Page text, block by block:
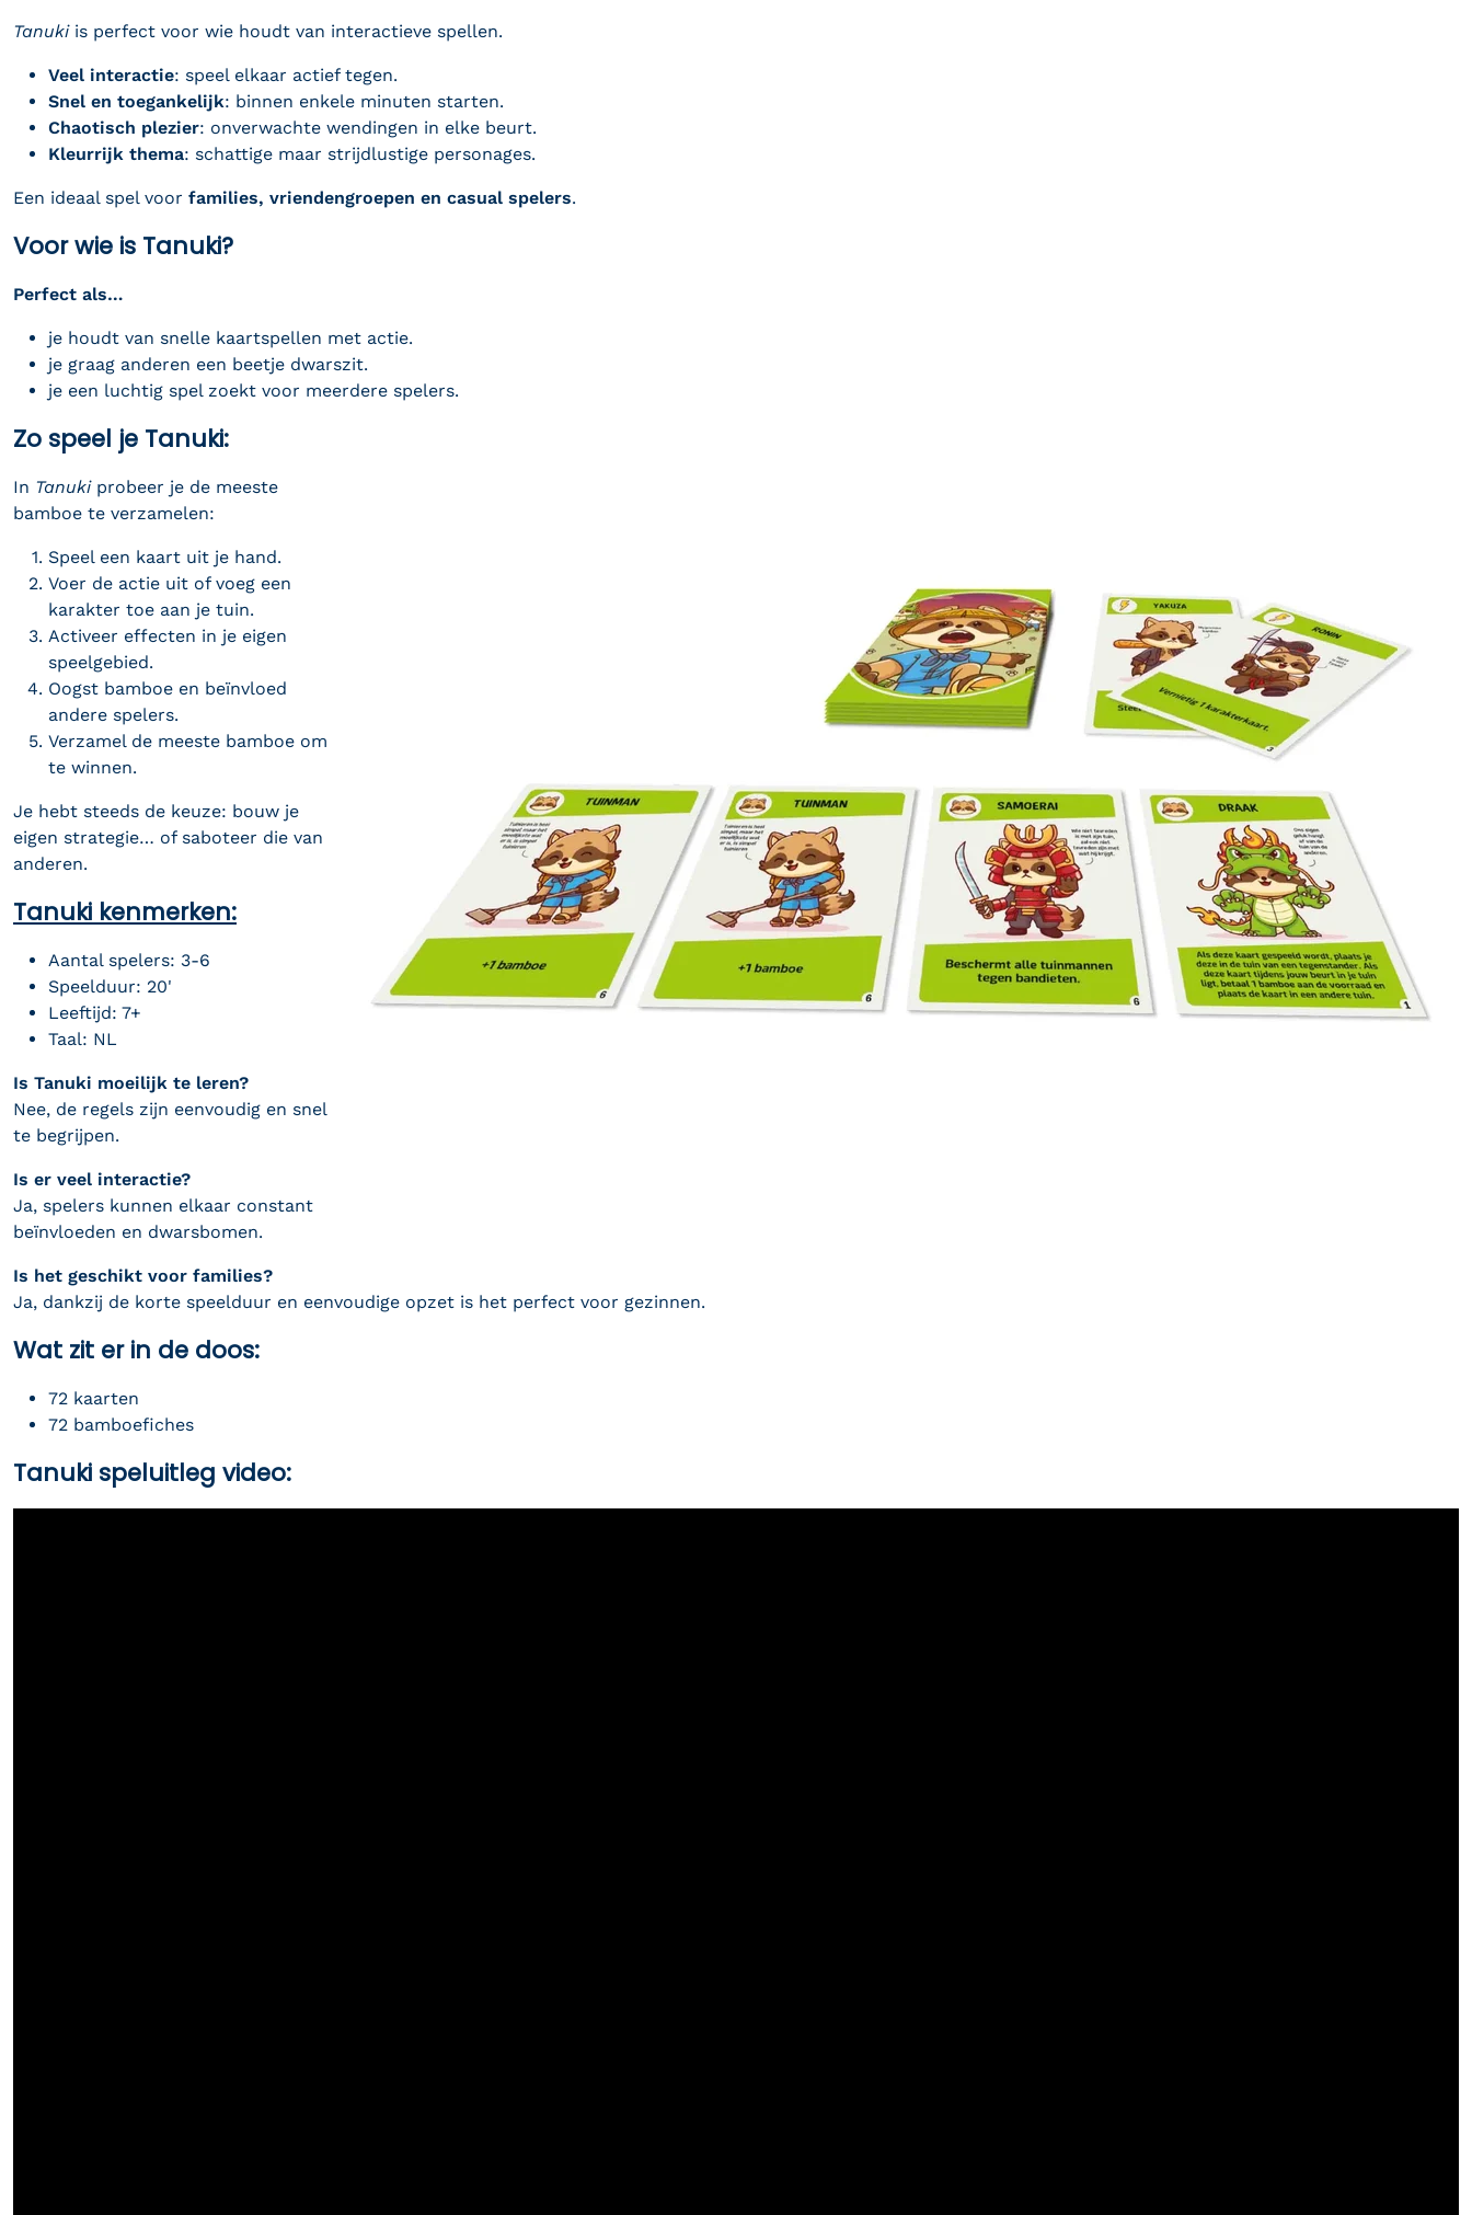
Tanukiis perfect voor wie houdt van interactieve spellen.
Veel interactie: speel elkaar actief tegen.
Snel en toegankelijk: binnen enkele minuten starten.
Chaotisch plezier: onverwachte wendingen in elke beurt.
Kleurrijk thema: schattige maar strijdlustige personages.
Een ideaal spel voor families, vriendengroepen en casual spelers.
Voor wie is Tanuki?
Perfect als…
je houdt van snelle kaartspellen met actie.
je graag anderen een beetje dwarszit.
je een luchtig spel zoekt voor meerdere spelers.
Zo speel je Tanuki:
In Tanuki probeer je de meeste
bamboe te verzamelen:
Speel een kaart uit je hand.
Voer de actie uit of voeg een
karakter toe aan je tuin.
Activeer effecten in je eigen
speelgebied.
Oogst bamboe en beïnvloed
andere spelers.
Verzamel de meeste bamboe om
te winnen.
Je hebt steeds de keuze: bouw je
eigen strategie… of saboteer die van
anderen.
Tanuki kenmerken:
Aantal spelers: 3-6
Speelduur: 20'
Leeftijd: 7+
Taal: NL
Is Tanuki moeilijk te leren?
Nee, de regels zijn eenvoudig en snel
te begrijpen.
Is er veel interactie?
Ja, spelers kunnen elkaar constant
beïnvloeden en dwarsbomen.
Is het geschikt voor families?
Ja, dankzij de korte speelduur en eenvoudige opzet is het perfect voor gezinnen.
Wat zit er in de doos:
72 kaarten
72 bamboefiches
Tanuki speluitleg video: